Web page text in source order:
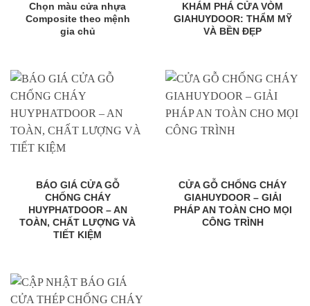
Chọn màu cửa nhựa
Composite theo mệnh
gia chủ
KHÁM PHÁ CỬA VÒM
GIAHUYDOOR: THẨM MỸ
VÀ BỀN ĐẸP
BÁO GIÁ CỬA GỖ
CHỐNG CHÁY
HUYPHATDOOR – AN
TOÀN, CHẤT LƯỢNG VÀ
TIẾT KIỆM
CỬA GỖ CHỐNG CHÁY
GIAHUYDOOR – GIẢI
PHÁP AN TOÀN CHO MỌI
CÔNG TRÌNH